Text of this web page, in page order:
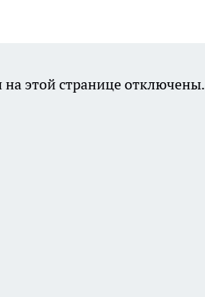
этой странице отключены.